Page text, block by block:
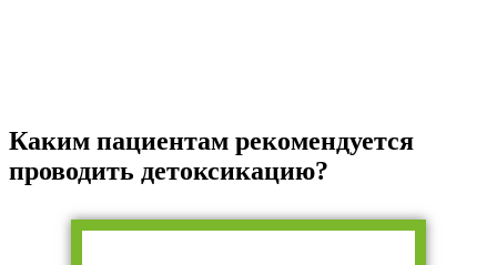
Каким пациентам рекомендуется
проводить детоксикацию?